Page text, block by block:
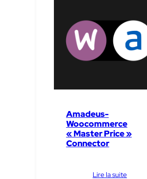
Amadeus-
Woocommerce
« Master Price »
Connector
Lire la suite